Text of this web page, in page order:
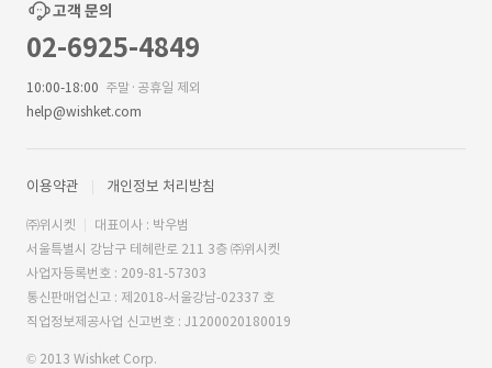
고객 문의
02-6925-4849
10:00-18:00 주말·공휴일 제외
help@wishket.com
이용약관 개인정보 처리방침
㈜위시켓
대표이사 : 박우범
서울특별시 강남구 테헤란로 211 3층 ㈜위시켓
사업자등록번호 : 209-81-57303
통신판매업신고 : 제2018-서울강남-02337 호
직업정보제공사업 신고번호 : J1200020180019
© 2013 Wishket Corp.